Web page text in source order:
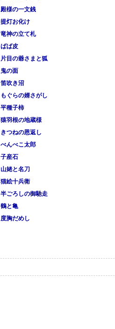
殿様の一文銭
提灯お化け
竜神の立て札
ばば皮
片目の爺さまと狐
鬼の面
笛吹き沼
もぐらの婿さがし
平種子柿
猿羽根の地蔵様
きつねの恩返し
べんべこ太郎
子産石
山姥と名刀
猫絵十兵衛
半ごろしの御馳走
鶴と亀
度胸だめし